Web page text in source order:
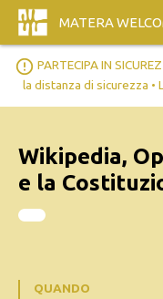
MATERA
error_outline PARTECIPA IN
la distanza di sicurezza •
Wikipedia,
e la
QUANDO